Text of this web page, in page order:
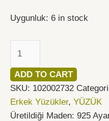
Uygunluk: 6 in stock
Yüzük
ADD TO CART
SKU: 102002732
Erkek Yüzükler, YÜZÜK
Üretildiği Maden: 925